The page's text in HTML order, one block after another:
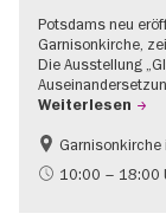
Potsdams neu
Garnisonkirche,
Die Ausstellung
Weiterlesen
Geschichte
Brandenburg
Garnisonkirche
10:00 – 18:00